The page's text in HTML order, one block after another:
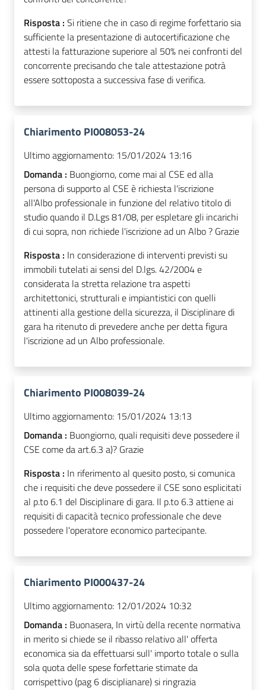
Risposta : Si ritiene che in caso di regime forfettario sia
sufficiente la presentazione di autocertificazione che
attesti la fatturazione superiore al 50% nei confronti del
concorrente precisando che tale attestazione potrà
essere sottoposta a successiva fase di verifica.
Chiarimento PI008053-24
Ultimo aggiornamento: 15/01/2024 13:16
Domanda : Buongiorno, come mai al CSE ed alla
persona di supporto al CSE è richiesta l'iscrizione
all'Albo professionale in funzione del relativo titolo di
studio quando il D.Lgs 81/08, per espletare gli incarichi
di cui sopra, non richiede l'iscrizione ad un Albo ? Grazie
Risposta : In considerazione di interventi previsti su
immobili tutelati ai sensi del D.lgs. 42/2004 e
considerata la stretta relazione tra aspetti
architettonici, strutturali e impiantistici con quelli
attinenti alla gestione della sicurezza, il Disciplinare di
gara ha ritenuto di prevedere anche per detta figura
l'iscrizione ad un Albo professionale.
Chiarimento PI008039-24
Ultimo aggiornamento: 15/01/2024 13:13
Domanda : Buongiorno, quali requisiti deve possedere il
CSE come da art.6.3 a)? Grazie
Risposta : In riferimento al quesito posto, si comunica
che i requisiti che deve possedere il CSE sono esplicitati
al p.to 6.1 del Disciplinare di gara. Il p.to 6.3 attiene ai
requisiti di capacità tecnico professionale che deve
possedere l'operatore economico partecipante.
Chiarimento PI000437-24
Ultimo aggiornamento: 12/01/2024 10:32
Domanda : Buonasera, In virtù della recente normativa
in merito si chiede se il ribasso relativo all' offerta
economica sia da effettuarsi sull' importo totale o sulla
sola quota delle spese forfettarie stimate da
corrispettivo (pag 6 disciplianare) si ringrazia